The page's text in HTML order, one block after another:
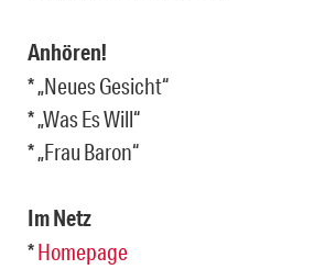
Anhören!
* „Neues Gesicht“
* „Was Es Will“
* „Frau Baron“
Im Netz
*Homepage